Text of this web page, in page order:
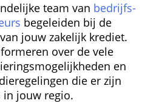
team van bedrijfs­
begeleiden bij de
jouw zakelijk krediet.
over de vele
en
die er zijn
jouw regio.